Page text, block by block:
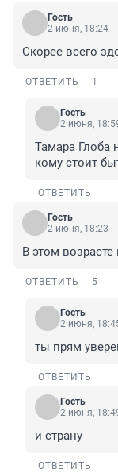
Гость
2 июня, 18:24
Скорее всего
ОТВЕТИТЬ 1
Гость
2 июня,
Тамара Глоба
кому стоит
ОТВЕТИТЬ
Гость
2 июня, 18:23
В этом
ОТВЕТИТЬ 5
Гость
2 июня,
ты прям
ОТВЕТИТЬ
Гость
2 июня,
и страну
ОТВЕТИТЬ